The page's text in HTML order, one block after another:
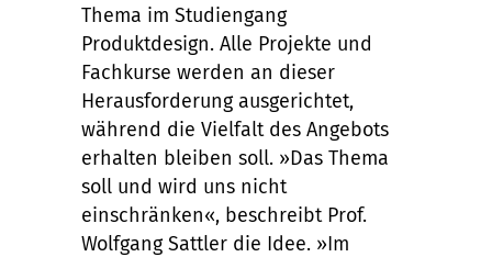
Thema im Studiengang
Produktdesign. Alle Projekte und
Fachkurse werden an dieser
Herausforderung ausgerichtet,
während die Vielfalt des Angebots
erhalten bleiben soll. »Das Thema
soll und wird uns nicht
einschränken«, beschreibt Prof.
Wolfgang Sattler die Idee. »Im